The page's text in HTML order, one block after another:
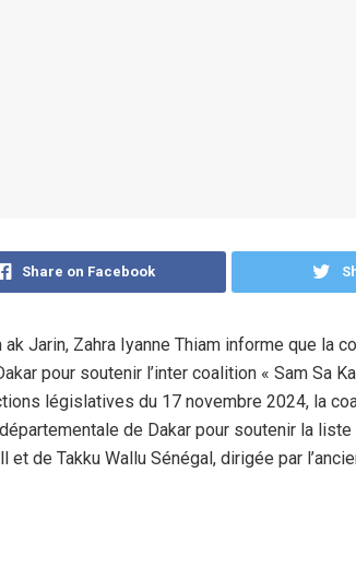
Share on Facebook
Jarin, Zahra Iyanne Thiam informe que la
pour soutenir l’inter coalition « Sam Sa
législatives du 17 novembre 2024, la
de Dakar pour soutenir la liste
et de Takku Wallu Sénégal, dirigée par